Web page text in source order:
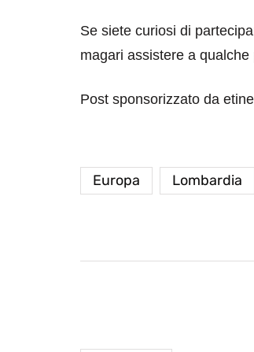
Se siete curiosi di
magari assistere a qualche
Post sponsorizzato da
Europa Lombardia